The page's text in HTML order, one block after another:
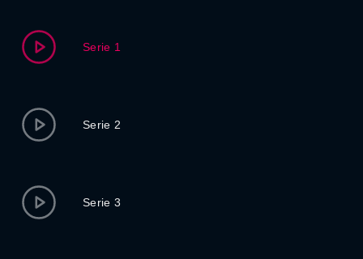
Serie 1
Serie 2
Serie 3